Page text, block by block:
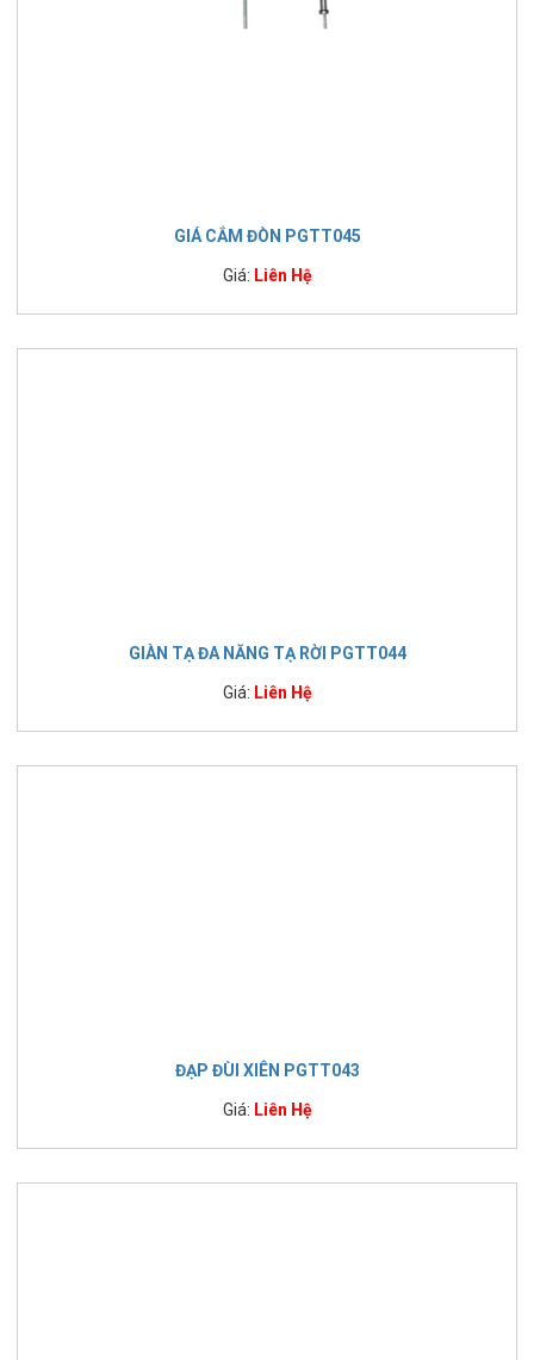
GIÁ CẮM ĐÒN PGTT045
Giá: Liên Hệ
GIÀN TẠ ĐA NĂNG TẠ RỜI PGTT044
Giá: Liên Hệ
ĐẠP ĐÙI XIÊN PGTT043
Giá: Liên Hệ